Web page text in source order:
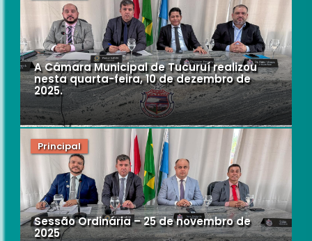
A Câmara Municipal de Tucuruí realizou
nesta quarta-feira, 10 de dezembro de
2025.
Principal
Sessão Ordinária – 25 de novembro de
2025